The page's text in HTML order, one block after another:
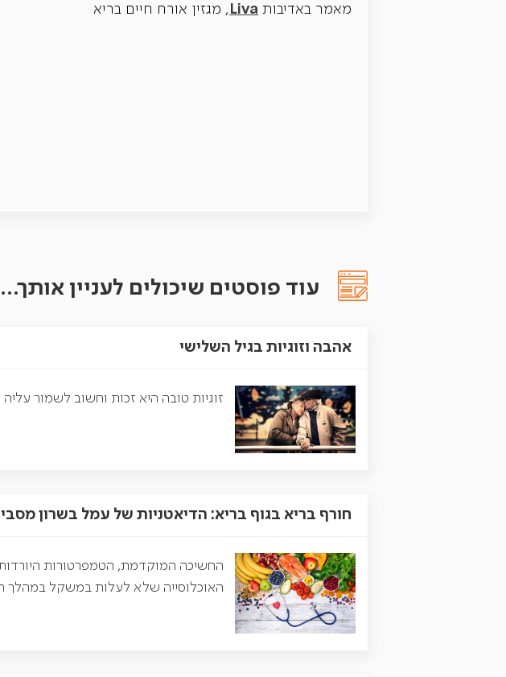
מאמר באדיבות Liva , מגזין אורח חיים בריא
עוד פוסטים שיכולים לעניין אותך...
אהבה וזוגיות בגיל השלישי
זוגיות טובה היא זכות וחשוב לשמור
חורף בריא בגוף בריא: הדיאטניות של עמל בשרון
החשיכה המוקדמת, הטמפרטורות היורדות
האוכלוסייה שלא לעלות במשקל במהלך